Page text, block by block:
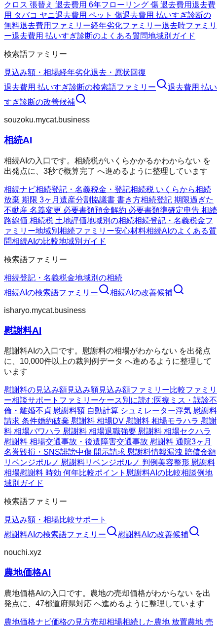
クロス 張替え 退去費用 6年フローリング 傷 退去費用退去費
用 タバコ ヤニ退去費用 ペット 傷退去費用 払いすぎ診断の
無料退去費用ファミリー経年劣化ファミリー退去時ファミリ
ー退去費用 払いすぎ診断のよくある質問地域別ガイド
検索語ファミリー
見込み額・相場経年劣化退去・原状回復
退去費用 払いすぎ診断の検索語ファミリー
退去費用 払い
すぎ診断の改善候補
souzoku.mycat.business
相続AI
相続AIの入口です。相続税がいくらかかるかわからない を
出発点に、3秒で概算完了 へ進めるように整理しています
相続ナビ相続登記・名義税金・登記相続税 いくらから相続
放棄 期限 3ヶ月 遺産分割協議書 書き方相続登記 期限過ぎた
不動産 名義変更 必要書類預金解約 必要書類準確定申告 相続
路線価 相続税 土地評価地域別の相続相続登記・名義税金フ
ァミリー地域別相続ファミリー安心材料相続AIのよくある質
問相続AIの比較地域別ガイド
検索語ファミリー
相続登記・名義税金地域別の相続
相続AI の検索語ファミリー 相続AI の改善候補
isharyo.mycat.business
慰謝料AI
慰謝料AIの入口です。慰謝料の相場がわからない を出発点
に、10,000件以上の裁判例データ へ進めるように整理して
います
慰謝料の見込み額見込み額見込み額ファミリー比較ファミリ
ー相談サポートファミリーケース別に読む医療ミス・誤診不
倫・離婚不貞 慰謝料額 自動計算 シュミレーター浮気 慰謝料
請求 条件婚約破棄 慰謝料 相場DV 慰謝料 相場モラハラ 慰謝
料 相場パワハラ 慰謝料 相場退職強要 慰謝料 相場セクハラ
慰謝料 相場交通事故・後遺障害交通事故 慰謝料 通院3ヶ月
名誉毀損・SNS誹謗中傷 開示請求 慰謝料情報漏洩 賠償金額
リベンジポルノ 慰謝料リベンジポルノ 判例 美容整形 慰謝料
相場慰謝料 時効 何年比較ポイント 慰謝料AIの比較相談例地
域別ガイド
検索語ファミリー
見込み額・相場比較サポート
慰謝料AI の検索語ファミリー 慰謝料AI の改善候補
nouchi.xyz
農地価格AI
農地価格AIの入口です。農地の売却価格がわからない を出
発点に、47都道府県対応 へ進めるように整理しています
農地価格ナビ価格の見方売却相場相続した農地 放置農地 売